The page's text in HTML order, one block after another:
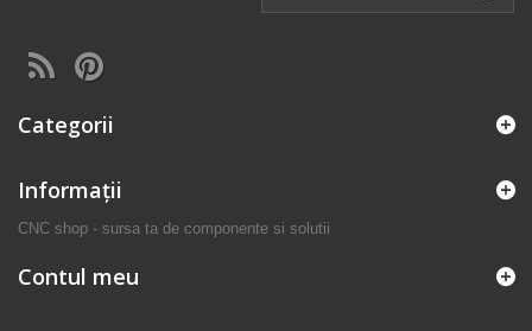
Categorii
Informaţii
CNC shop - sursa ta de componente si solutii
Contul meu